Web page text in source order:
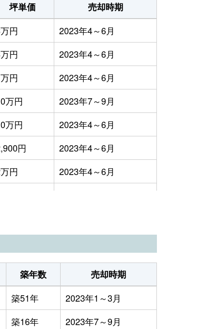
坪単価
売却時期
円
2023年4～6月
円
2023年4～6月
円
2023年4～6月
万円
2023年7～9月
万円
2023年4～6月
円
2023年4～6月
円
2023年4～6月
円
2023年4～6月
円
2023年7～9月
円 2023年4～6月
築年数
売却時期
築51年
2023年1～3月
築16年
2023年7～9月